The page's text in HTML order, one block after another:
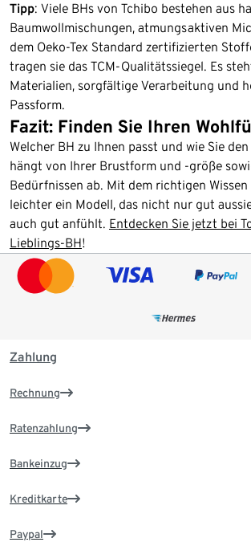
Tipp: Viele BHs von Tchibo bestehen aus
Baumwollmischungen, atmungsaktiven
dem Oeko-Tex Standard zertifizierten
tragen sie das TCM-Qualitätssiegel. Es
Materialien, sorgfältige Verarbeitung und
Passform.
Fazit: Finden Sie Ihren
Welcher BH zu Ihnen passt und wie Sie
hängt von Ihrer Brustform und -größe
Bedürfnissen ab. Mit dem richtigen Wissen
leichter ein Modell, das nicht nur gut
auch gut anfühlt. Entdecken Sie jetzt bei
Lieblings-BH!
Zahlung
Rechnung
Ratenzahlung
Bankeinzug
Kreditkarte
Paypal